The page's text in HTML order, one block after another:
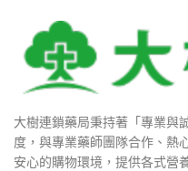
大樹連鎖藥局秉持著「專業與
度，與專業藥師團隊合作、熱
安心的購物環境，提供各式營